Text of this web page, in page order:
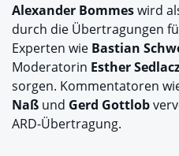
Alexander Bommeswird
durch die Übertragungen
Experten wie Bastian
Moderatorin Esther
sorgen. Kommentatoren
Naß und Gerd Gottlob
ARD-Übertragung.